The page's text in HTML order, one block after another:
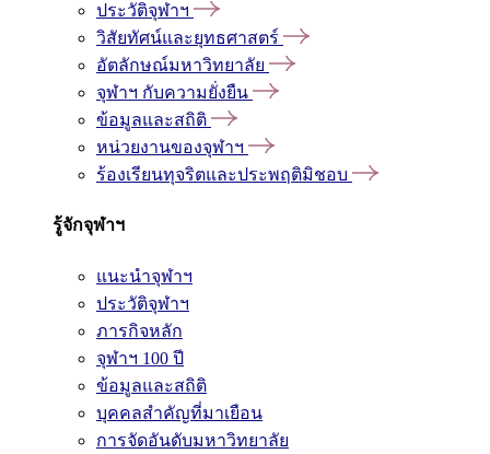
ประวัติจุฬาฯ
วิสัยทัศน์และยุทธศาสตร์
อัตลักษณ์มหาวิทยาลัย
จุฬาฯ กับความยั่งยืน
ข้อมูลและสถิติ
หน่วยงานของจุฬาฯ
ร้องเรียนทุจริตและประพฤติมิชอบ
รู้จักจุฬาฯ
แนะนำจุฬาฯ
ประวัติจุฬาฯ
ภารกิจหลัก
จุฬาฯ 100 ปี
ข้อมูลและสถิติ
บุคคลสำคัญที่มาเยือน
การจัดอันดับมหาวิทยาลัย